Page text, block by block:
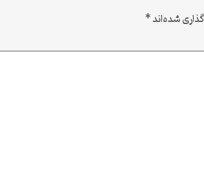
شده‌اند*